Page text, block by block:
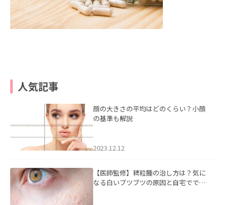
人気記事
顔の大きさの平均はどのくらい？小顔
の基準も解説
2023.12.12
【医師監修】稗粒腫の治し方は？気に
なる白いブツブツの原因と自宅ででき